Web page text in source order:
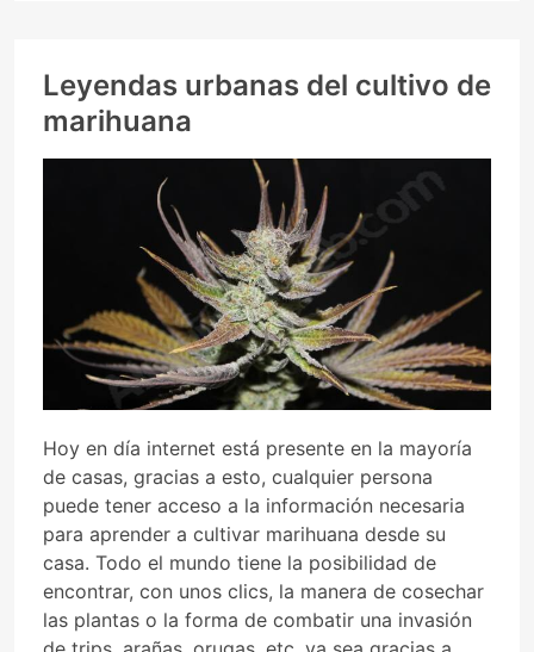
Leyendas urbanas del cultivo de
marihuana
Hoy en día internet está presente en la mayoría
de casas, gracias a esto, cualquier persona
puede tener acceso a la información necesaria
para aprender a cultivar marihuana desde su
casa. Todo el mundo tiene la posibilidad de
encontrar, con unos clics, la manera de cosechar
las plantas o la forma de combatir una invasión